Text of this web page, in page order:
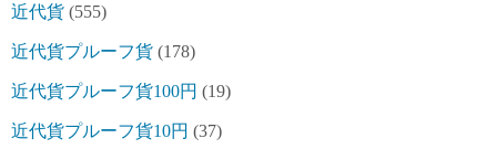
近代貨 (555)
近代貨プルーフ貨 (178)
近代貨プルーフ貨100円 (19)
近代貨プルーフ貨10円 (37)